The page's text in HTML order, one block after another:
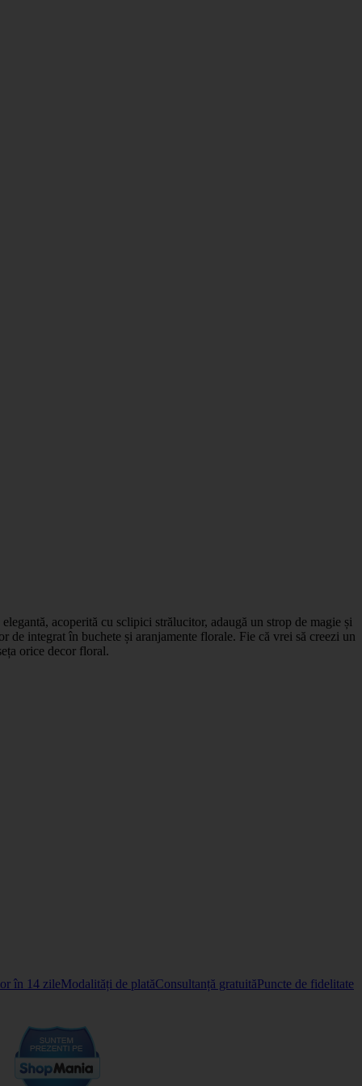
acoperită cu sclipici strălucitor, adaugă un strop de magie și
integrat în buchete și aranjamente florale. Fie că vrei să creezi un
orice decor floral.
în 14 zileModalități de platăConsultanță gratuităPuncte de fidelitate